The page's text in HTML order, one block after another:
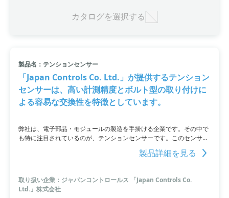
カタログを選択する
製品名：テンションセンサー
「Japan Controls Co. Ltd.」が提供するテンション
センサーは、高い計測精度とボルト型の取り付けに
よる容易な交換性を特徴としています。
弊社は、電子部品・モジュールの製造を手掛ける企業です。その中で
も特に注目されているのが、テンションセンサーです。このセンサー
はボルト型で計測部に挿入することで、さまざまな荷重を高い精度で
計測することができます。計測荷重の最小値は0.4kNから最大値は
す。既存の製品が取り付けられている場合でも、簡単に交換すること
ができ、アップグレード時にも費用を低減することができます。詳細
な価格については、公式ウェブサイトにてお問い合わせください。
製品詳細を見る
取り扱い企業：ジャパンコントロールス 「Japan Controls Co.
Ltd.」株式会社